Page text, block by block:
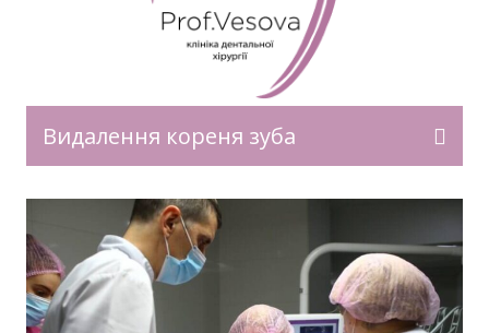
Видалення кореня зуба